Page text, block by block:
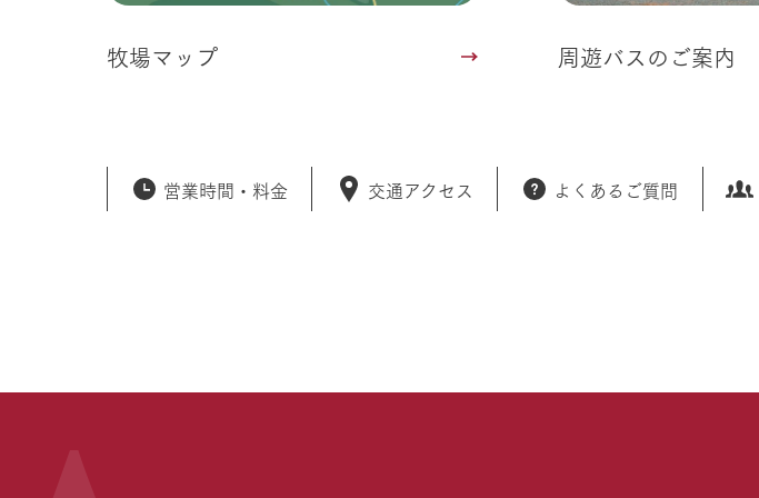
牧場マップ 周遊バスのご案内
営業時間・料金 交通アクセス よくあるご質問